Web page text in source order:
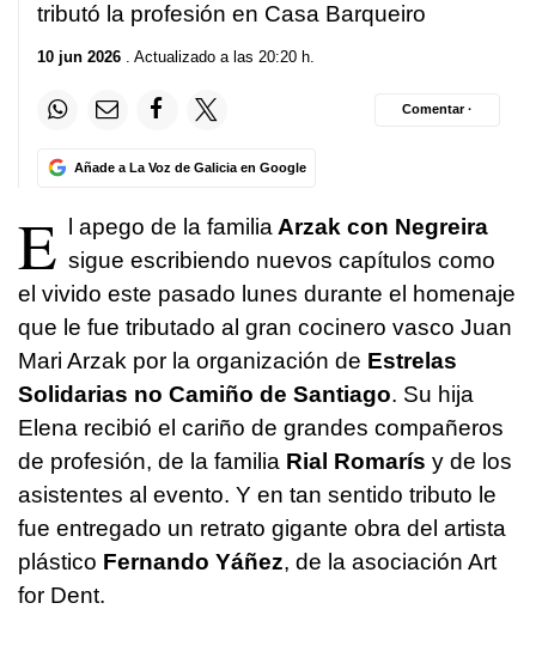
tributó la profesión en Casa Barqueiro
10 jun 2026 . Actualizado a las 20:20 h.
Añade a La Voz de Galicia en Google
Comentar ·
E l apego de la familia Arzak con Negreira
sigue escribiendo nuevos capítulos como
el vivido este pasado lunes durante el homenaje
que le fue tributado al gran cocinero vasco Juan
Mari Arzak por la organización de Estrelas
Solidarias no Camiño de Santiago. Su hija
Elena recibió el cariño de grandes compañeros
de profesión, de la familia Rial Romarís y de los
asistentes al evento. Y en tan sentido tributo le
fue entregado un retrato gigante obra del artista
plástico Fernando Yáñez, de la asociación Art
for Dent.